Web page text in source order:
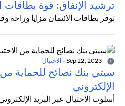
ترشيد الإنفاق: قوة بطاقات
توفر بطاقات الائتمان مزايا وراحة
- الاحتيال
سيتي بنك نصائح للحماية من
الإلكتروني
أسلوب الاحتيال عبر البريد